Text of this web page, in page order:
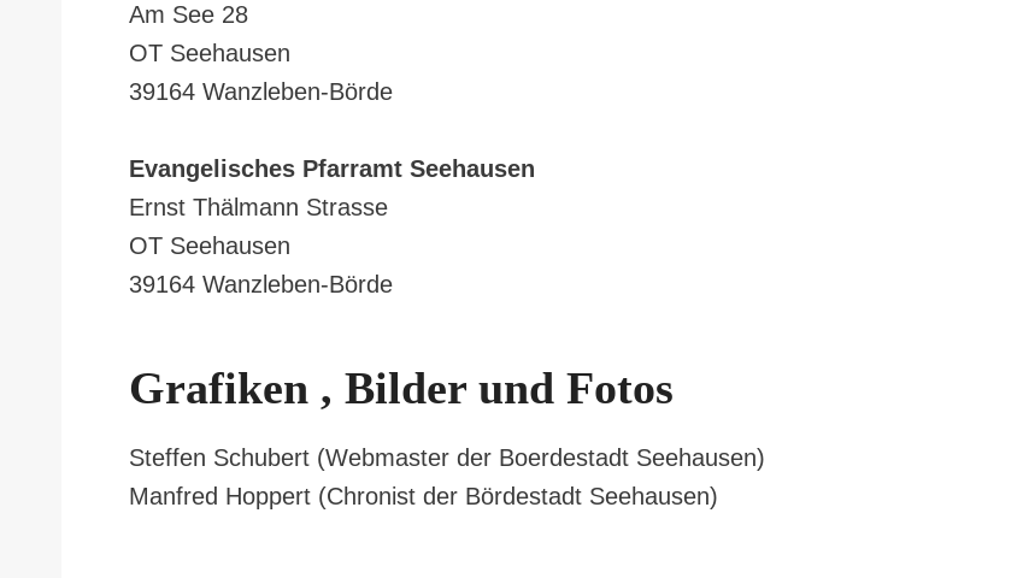
Am See 28
OT Seehausen
39164 Wanzleben-Börde
Evangelisches Pfarramt Seehausen
Ernst Thälmann Strasse
OT Seehausen
39164 Wanzleben-Börde
Grafiken , Bilder und Fotos
Steffen Schubert (Webmaster der Boerdestadt Seehausen)
Manfred Hoppert (Chronist der Bördestadt Seehausen)